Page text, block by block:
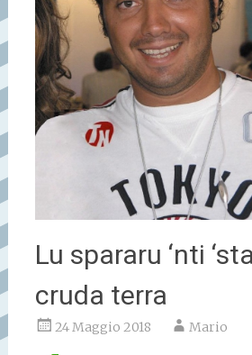
Lu spararu ‘nti
cruda terra
24 Maggio 2018 Mario